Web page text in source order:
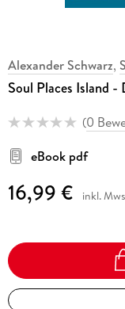
Alexander Schwarz,
Soul Places Island -
(0
eBook pdf
16,99 € inkl.